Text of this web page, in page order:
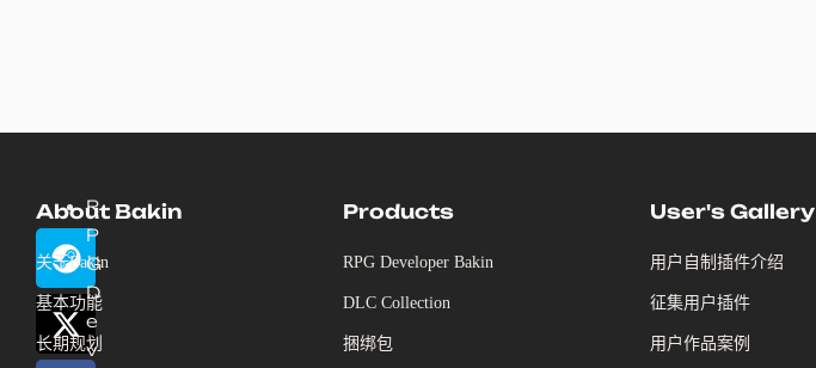
R
P
G
D
e
v
About Bakin
关于Bakin
基本功能
长期规划
Products
RPG Developer Bakin
DLC Collection
捆绑包
User's Gallery
用户自制插件介绍
征集用户插件
用户作品案例